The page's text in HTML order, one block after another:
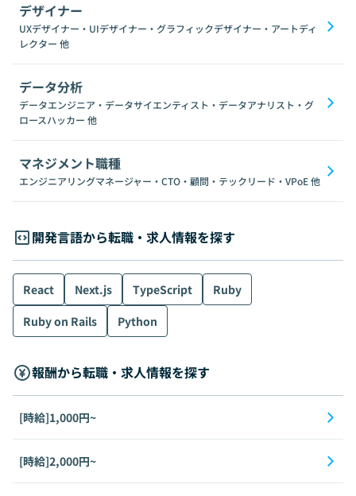
デザイナー
UXデザイナー・UIデザイナー・グラフィックデザイナー・アートディ
レクター 他
データ分析
データエンジニア・データサイエンティスト・データアナリスト・グ
ロースハッカー 他
マネジメント職種
エンジニアリングマネージャー・CTO・顧問・テックリード・VPoE他
開発言語から転職・求人情報を探す
React Next.js TypeScript
Ruby
Ruby on Rails
Python
報酬から転職・求人情報を探す
[時給]1,000円~
[時給]2,000円~